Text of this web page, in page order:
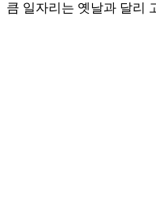
큼 일자리는 옛날과 달리